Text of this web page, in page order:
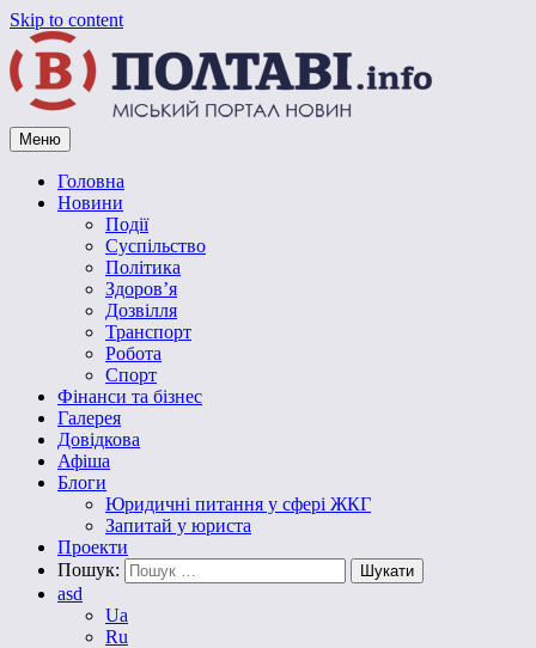
Skip to content
Vpoltave.info
Полтавський портал новин
Меню
Головна
Новини
Події
Суспільство
Політика
Здоров’я
Дозвілля
Транспорт
Робота
Спорт
Фінанси та бізнес
Галерея
Довідкова
Афіша
Блоги
Юридичні питання у сфері ЖКГ
Запитай у юриста
Проекти
Пошук:
asd
Ua
Ru